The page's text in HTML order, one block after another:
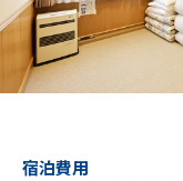
宿泊費用